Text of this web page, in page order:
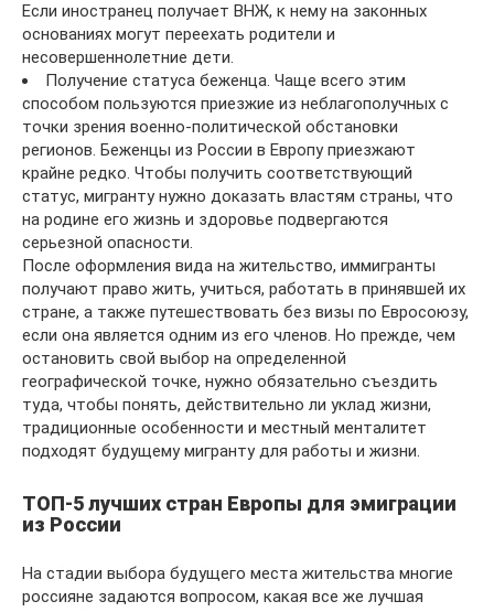
Если иностранец получает ВНЖ, к нему на законных
основаниях могут переехать родители и
несовершеннолетние дети.
Получение статуса беженца. Чаще всего этим
способом пользуются приезжие из неблагополучных с
точки зрения военно-политической обстановки
регионов. Беженцы из России в Европу приезжают
крайне редко. Чтобы получить соответствующий
статус, мигранту нужно доказать властям страны, что
на родине его жизнь и здоровье подвергаются
серьезной опасности.
После оформления вида на жительство, иммигранты
получают право жить, учиться, работать в принявшей их
стране, а также путешествовать без визы по Евросоюзу,
если она является одним из его членов. Но прежде, чем
остановить свой выбор на определенной
географической точке, нужно обязательно съездить
туда, чтобы понять, действительно ли уклад жизни,
традиционные особенности и местный менталитет
подходят будущему мигранту для работы и жизни.
ТОП-5 лучших стран Европы для эмиграции
из России
На стадии выбора будущего места жительства многие
россияне задаются вопросом, какая все же лучшая